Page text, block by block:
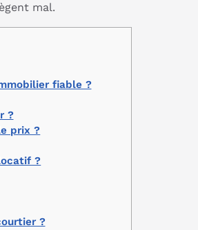
mal.
fiable ?
?
prix ?
?
?